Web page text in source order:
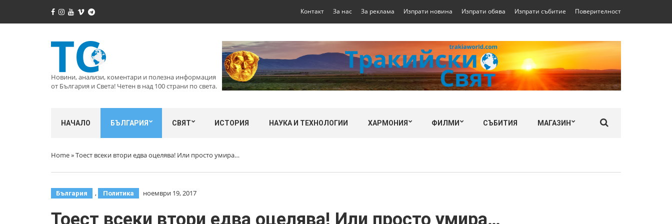
Контакт За нас За реклама Изпрати новина Изпрати обява Изпрати събитие Поверителност
Новини, анализи, коментари и полезна информация
от България и Света! Четен в над 100 страни по света.
НАЧАЛО БЪЛГАРИЯ СВЯТ ИСТОРИЯ НАУКА И ТЕХНОЛОГИИ ХАРМОНИЯ ФИЛМИ СЪБИТИЯ МАГАЗИН
Home»Тоест всеки втори едва оцелява! Или просто умира…
България , Политика ноември 19, 2017
Тоест всеки втори едва оцелява! Или просто умира…